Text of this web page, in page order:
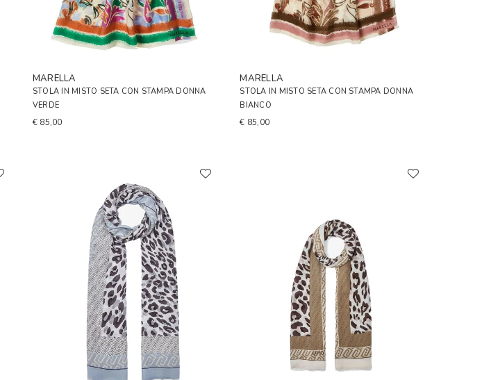
MARELLA
STOLA IN MISTO SETA CON STAMPA DONNA
VERDE
€ 85,00
MARELLA
STOLA IN MISTO SETA CON STAMPA DONNA
BIANCO
€ 85,00